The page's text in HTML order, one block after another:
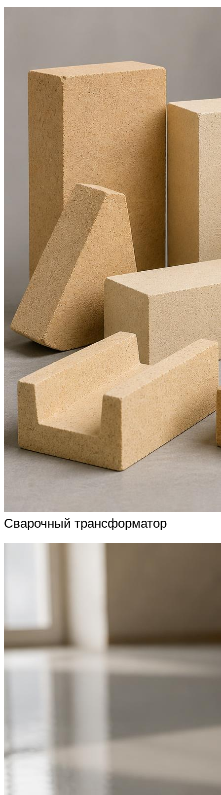
Сварочный трансформатор